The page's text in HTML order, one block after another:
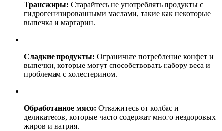
Трансжиры: Старайтесь не употреблять продукты с
гидрогенизированными маслами, такие как некоторые
выпечка и маргарин.
Сладкие продукты: Ограничьте потребление конфет и
выпечки, которые могут способствовать набору веса и
проблемам с холестерином.
Обработанное мясо: Откажитесь от колбас и
деликатесов, которые часто содержат много нездоровых
жиров и натрия.